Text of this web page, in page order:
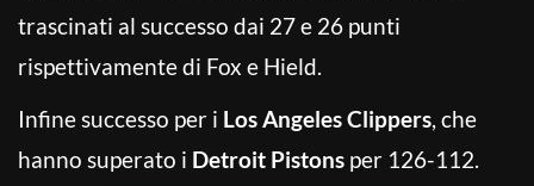
trascinati al successo dai 27 e 26 punti
rispettivamente di Fox e Hield.
Infine successo per i Los Angeles Clippers, che
hanno superato i Detroit Pistons per 126-112.